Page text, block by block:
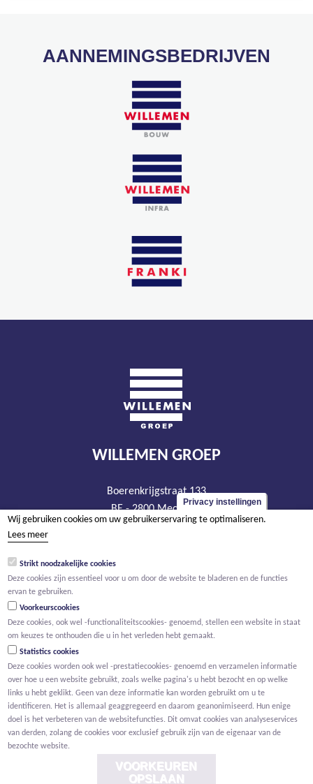
AANNEMINGSBEDRIJVEN
WILLEMEN GROEP
Boerenkrijgstraat 133
BE - 2800 Mechelen
tel +32 15 569 965
BTW BE 0466.256.432
Privacy instellingen
Wij gebruiken cookies om uw gebruikerservaring te optimaliseren.
Lees meer
Strikt noodzakelijke cookies
Deze cookies zijn essentieel voor u om door de website te bladeren en de functies
ervan te gebruiken.
Voorkeurscookies
Deze cookies, ook wel -functionaliteitscookies- genoemd, stellen een website in staat
om keuzes te onthouden die u in het verleden hebt gemaakt.
Statistics cookies
Deze cookies worden ook wel -prestatiecookies- genoemd en verzamelen informatie
over hoe u een website gebruikt, zoals welke pagina's u hebt bezocht en op welke
links u hebt geklikt. Geen van deze informatie kan worden gebruikt om u te
identificeren. Het is allemaal geaggregeerd en daarom geanonimiseerd. Hun enige
doel is het verbeteren van de websitefuncties. Dit omvat cookies van analyseservices
van derden, zolang de cookies voor exclusief gebruik zijn van de eigenaar van de
bezochte website.
VOORKEUREN
OPSLAAN